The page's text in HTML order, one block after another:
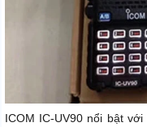
ICOM IC-UV90 nổi bật